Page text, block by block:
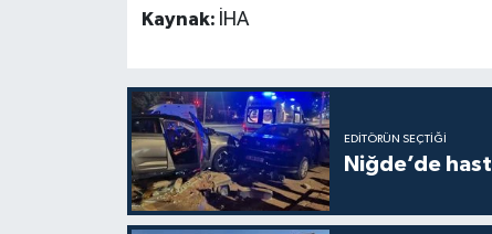
Kaynak: İHA
EDITÖRÜN SEÇTIĞI
Niğde’de